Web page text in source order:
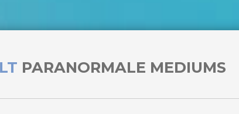
PARANORMALE MEDIUMS